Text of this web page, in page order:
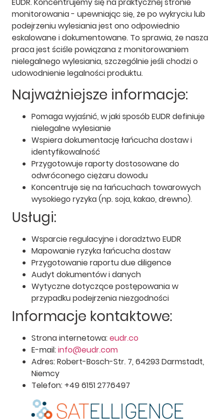
EUDR. Koncentrujemy się na praktycznej stronie
monitorowania - upewniając się, że po wykryciu lub
podejrzeniu wylesiania jest ono odpowiednio
eskalowane i dokumentowane. To sprawia, że nasza
praca jest ściśle powiązana z monitorowaniem
nielegalnego wylesiania, szczególnie jeśli chodzi o
udowodnienie legalności produktu.
Najważniejsze informacje:
Pomaga wyjaśnić, w jaki sposób EUDR definiuje
nielegalne wylesianie
Wspiera dokumentację łańcucha dostaw i
identyfikowalność
Przygotowuje raporty dostosowane do
odwróconego ciężaru dowodu
Koncentruje się na łańcuchach towarowych
wysokiego ryzyka (np. soja, kakao, drewno).
Usługi:
Wsparcie regulacyjne i doradztwo EUDR
Mapowanie ryzyka łańcucha dostaw
Przygotowanie raportu due diligence
Audyt dokumentów i danych
Wytyczne dotyczące postępowania w
przypadku podejrzenia niezgodności
Informacje kontaktowe:
Strona internetowa:eudr.co
E-mail:info@eudr.com
Adres: Robert-Bosch-Str. 7, 64293 Darmstadt,
Niemcy
Telefon: +49 6151 2776497